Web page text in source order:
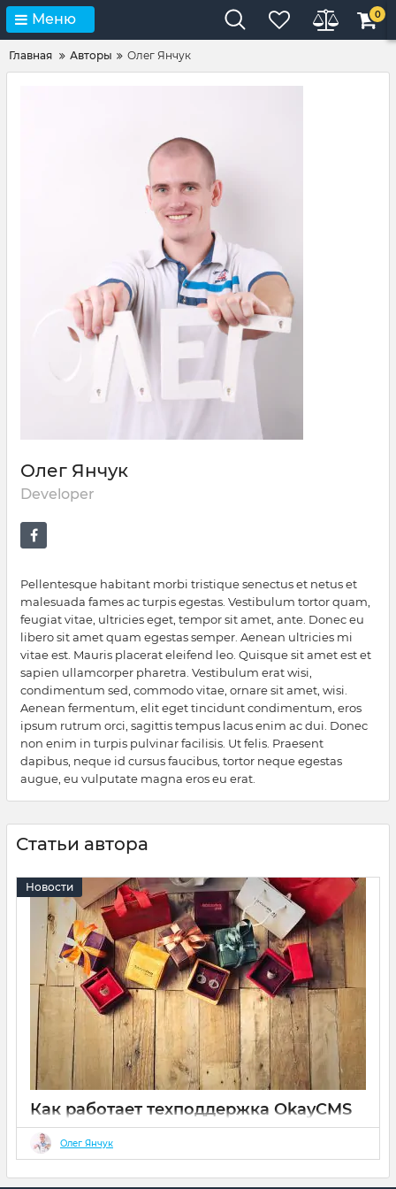
Меню 0
Главная Авторы Олег Янчук
Олег Янчук
Developer
Pellentesque habitant morbi tristique senectus et netus et
malesuada fames ac turpis egestas. Vestibulum tortor quam,
feugiat vitae, ultricies eget, tempor sit amet, ante. Donec eu
libero sit amet quam egestas semper. Aenean ultricies mi
vitae est. Mauris placerat eleifend leo. Quisque sit amet est et
sapien ullamcorper pharetra. Vestibulum erat wisi,
condimentum sed, commodo vitae, ornare sit amet, wisi.
Aenean fermentum, elit eget tincidunt condimentum, eros
ipsum rutrum orci, sagittis tempus lacus enim ac dui. Donec
non enim in turpis pulvinar facilisis. Ut felis. Praesent
dapibus, neque id cursus faucibus, tortor neque egestas
augue, eu vulputate magna eros eu erat.
Статьи автора
Новости
Как работает техподдержка OkayCMS
2.0
13 05 2017
Приобретая лицензию OkayCMS Pro 2.0, вы получаете 10
Олег Янчук